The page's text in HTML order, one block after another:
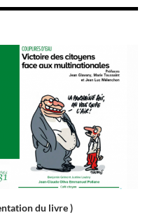
du livre )